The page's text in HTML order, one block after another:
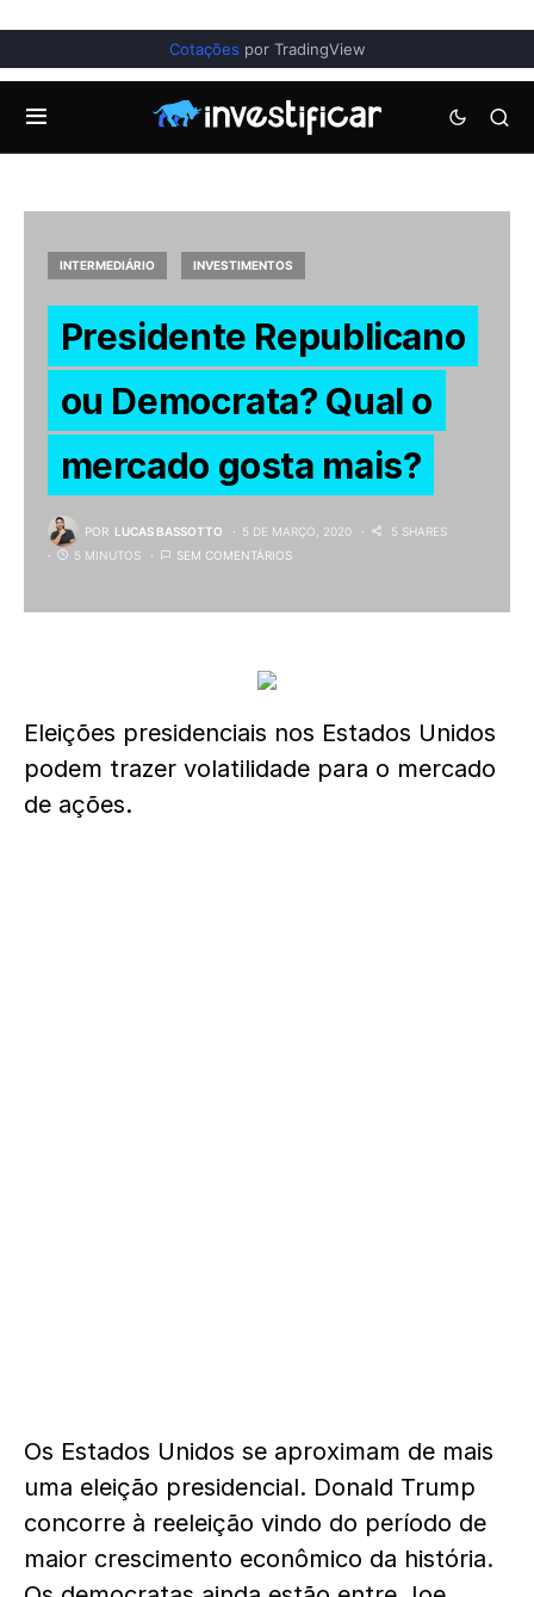
Cotações por TradingView
INTERMEDIÁRIO INVESTIMENTOS
Presidente Republicano
ou Democrata? Qual o
mercado gosta mais?
POR LUCAS BASSOTTO 5 DE MARÇO, 2020
5 SHARES
5 MINUTOS
SEM COMENTÁRIOS
Eleições presidenciais nos Estados Unidos
podem trazer volatilidade para o mercado
de ações.
Os Estados Unidos se aproximam de mais
uma eleição presidencial. Donald Trump
concorre à reeleição vindo do período de
maior crescimento econômico da história.